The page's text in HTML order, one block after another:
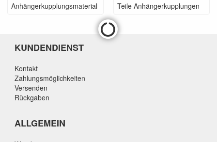
Anhängerkupplungsmaterial Teile Anhängerkupplungen
KUNDENDIENST
Kontakt
Zahlungsmöglichkeiten
Versenden
Rückgaben
ALLGEMEIN